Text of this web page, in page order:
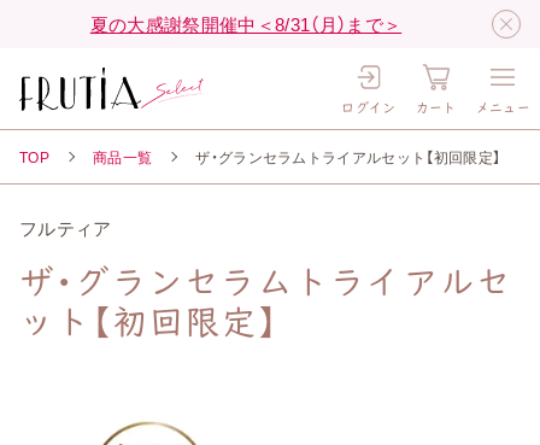
夏の大感謝祭開催中＜8/31（月）まで＞
ログイン カート メニュー
TOP 商品一覧 ザ・グランセラムトライアルセット【初回限定】
フルティア
ザ・グランセラムトライアルセ
ット【初回限定】